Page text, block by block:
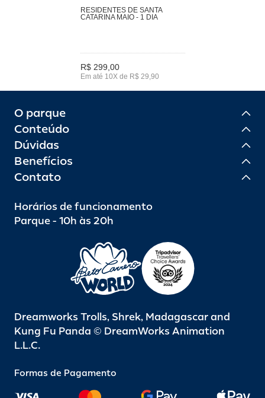
RESIDENTES DE SANTA
CATARINA MAIO - 1 DIA
R$ 299,00
Em até 10X de R$ 29,90
O parque
Conteúdo
Dúvidas
Benefícios
Contato
Horários de funcionamento
Parque - 10h às 20h
Dreamworks Trolls, Shrek, Madagascar and
Kung Fu Panda © DreamWorks Animation
L.L.C.
Formas de Pagamento